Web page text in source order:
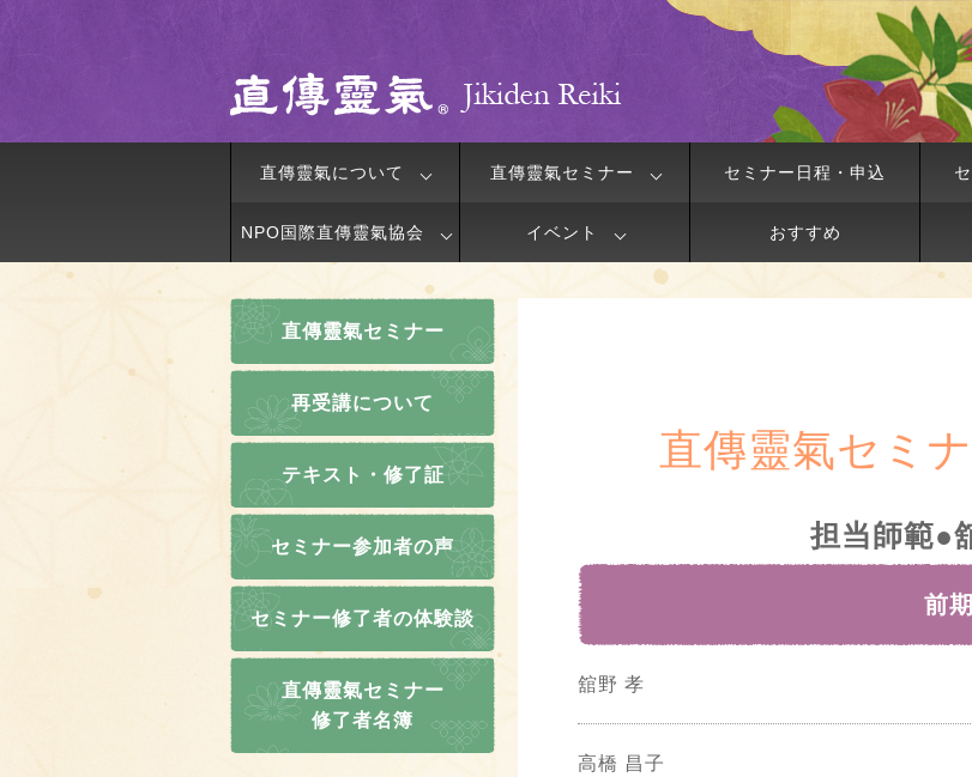
直傳靈氣について 直傳靈氣セミナー セミナー日程・申込
NPO国際直傳靈氣協会 イベント おすすめ
直傳靈氣セミナー
再受講について
テキスト・修了証
セミナー参加者の声
セミナー修了者の体験談
直傳靈氣セミナー
修了者名簿
直傳靈氣セミ
担当師範●
前期
舘野 孝
高橋 昌子